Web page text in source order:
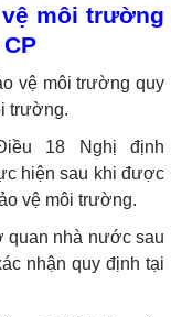
môi trường
vệ môi trường quy
trường.
18 Nghị định
hiện sau khi được
vệ môi trường.
quan nhà nước sau
nhận quy định tại